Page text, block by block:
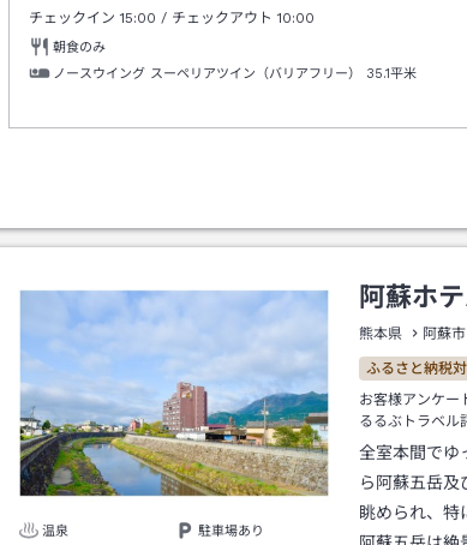
チェックイン15:00 / チェックアウト 10:00
朝食のみ
ノースウイング スーペリアツイン（バリアフリー）
35.1平米
温泉 駐車場あり
阿蘇ホ
熊本県 阿蘇
ふるさと納税
お客様アンケー
るるぶトラベル
全室本間でゆ
ら阿蘇五岳及
眺められ、特